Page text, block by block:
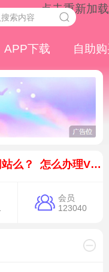
点击重新加载
APP下载 自助
红颜网是做了十一年的老网站么？ 怎么办理VIP会员？ 红颜网靠谱么？ 点击查看
红颜网是做了十一年的老网站么？ 怎么办理VIP会员？ 红颜网靠谱么？ 点击查看
会员
123040